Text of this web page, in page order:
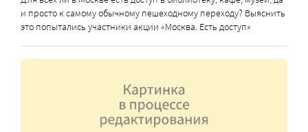
и просто к самому обычному пешеходному переходу? Выяснить
это попытались участники акции «Москва. Есть доступ»